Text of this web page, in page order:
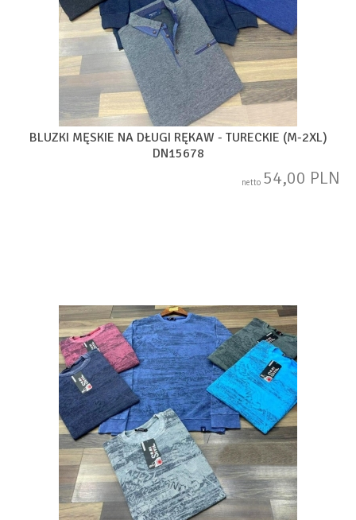
BLUZKI MĘSKIE NA DŁUGI RĘKAW - TURECKIE (M-2XL)
DN15678
netto 54,00 PLN